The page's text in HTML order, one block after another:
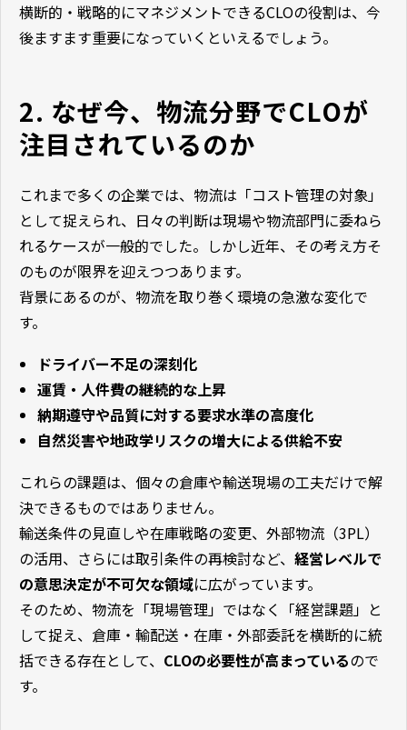
横断的・戦略的にマネジメントできるCLOの役割は、今
後ますます重要になっていくといえるでしょう。
2. なぜ今、物流分野でCLOが
注目されているのか
これまで多くの企業では、物流は「コスト管理の対象」
として捉えられ、日々の判断は現場や物流部門に委ねら
れるケースが一般的でした。しかし近年、その考え方そ
のものが限界を迎えつつあります。
背景にあるのが、物流を取り巻く環境の急激な変化で
す。
ドライバー不足の深刻化
運賃・人件費の継続的な上昇
納期遵守や品質に対する要求水準の高度化
自然災害や地政学リスクの増大による供給不安
これらの課題は、個々の倉庫や輸送現場の工夫だけで解
決できるものではありません。
輸送条件の見直しや在庫戦略の変更、外部物流（3PL）
の活用、さらには取引条件の再検討など、 経営レベルで
の意思決定が不可欠な領域に広がっています。
そのため、物流を「現場管理」ではなく「経営課題」と
して捉え、倉庫・輸配送・在庫・外部委託を横断的に統
括できる存在として、 CLOの必要性が高まっているので
す。